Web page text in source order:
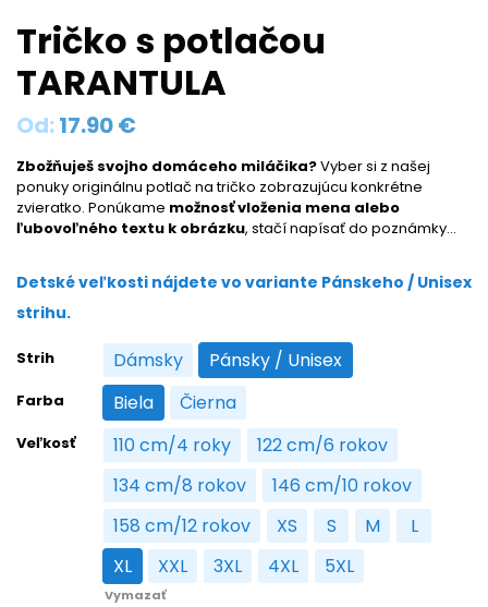
Tričko s potlačou
TARANTULA
Od:17.90€
Zbožňuješ svojho domáceho miláčika?Vyber si z našej
ponuky originálnu potlač na tričko zobrazujúcu konkrétne
zvieratko. Ponúkame možnosť vloženia mena alebo
ľubovoľného textu k obrázku, stačí napísať do poznámky…
Detské veľkosti nájdete vo variante Pánskeho / Unisex
strihu.
Strih Dámsky
Dámsky Pánsky / Unisex
Pánsky / Unisex
Farba Biela
Biela Čierna
Čierna
Veľkosť 110 cm/4 roky
110 cm/4 roky122 cm/6 rokov
122 cm/6 rokov
134 cm/8 rokov
134 cm/8 rokov146 cm/10 rokov
146 cm/10 rokov
158 cm/12 rokov
158 cm/12 rokov
XS
XS S
S M
M LL
XL
XL XXL
XXL 3XL
3XL 4XL
4XL 5XL
5XL
Vymazať